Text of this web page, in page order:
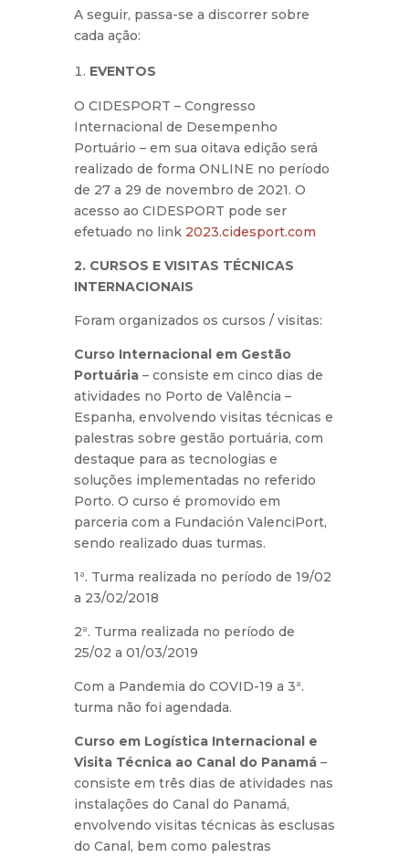
A seguir, passa-se a discorrer sobre
cada ação:
EVENTOS
O CIDESPORT – Congresso
Internacional de Desempenho
Portuário – em sua oitava edição será
realizado de forma ONLINE no período
de 27 a 29 de novembro de 2021. O
acesso ao CIDESPORT pode ser
efetuado no link 2023.cidesport.com
2. CURSOS E VISITAS TÉCNICAS
INTERNACIONAIS
Foram organizados os cursos / visitas:
Curso Internacional em Gestão
Portuária– consiste em cinco dias de
atividades no Porto de Valência –
Espanha, envolvendo visitas técnicas e
palestras sobre gestão portuária, com
destaque para as tecnologias e
soluções implementadas no referido
Porto. O curso é promovido em
parceria com a Fundación ValenciPort,
sendo realizado duas turmas.
1ª. Turma realizada no período de 19/02
a 23/02/2018
2ª. Turma realizada no período de
25/02 a 01/03/2019
Com a Pandemia do COVID-19 a 3ª.
turma não foi agendada.
Curso em Logística Internacional e
Visita Técnica ao Canal do Panamá–
consiste em três dias de atividades nas
instalações do Canal do Panamá,
envolvendo visitas técnicas às esclusas
do Canal, bem como palestras